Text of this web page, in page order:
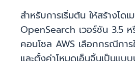
สำหรับการเริ่มต้น ให้สร้างโดเ
OpenSearch เวอร์ชัน 3.5 ห
คอนโซล AWS เลือกกรณีการ